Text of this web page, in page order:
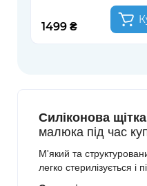
1499 ₴
Силіконова
малюка під час
М'який та
легко стерилізується